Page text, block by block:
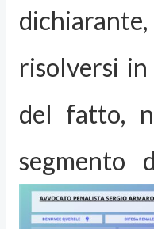
risolversi
del fatto,
segmento